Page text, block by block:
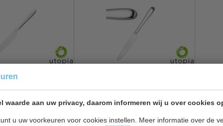
waarde aan uw privacy, daarom informeren wij u over cookies
u uw voorkeuren voor cookies instellen. Meer informatie over de
| RVS 18/0 |
| aantal 12 stuks
€ 21,00
lengte 21 cm | aantal 12 stuks
€ 22,40
€ 21,00
Bestek bekijken
12
€